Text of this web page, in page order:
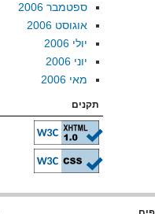
ספטמבר 2006
אוגוסט 2006
יולי 2006
יוני 2006
מאי 2006
תקנים